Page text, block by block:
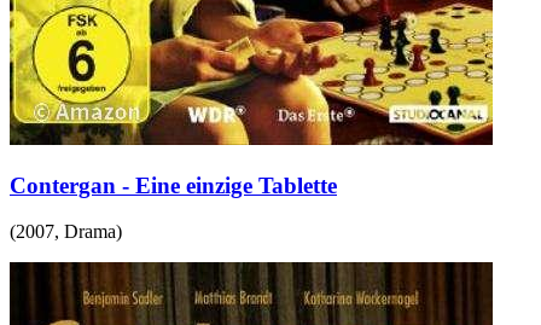
Contergan - Eine einzige Tablette
(2007, Drama)